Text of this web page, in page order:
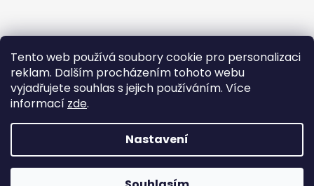
Tento web používá soubory cookie pro personalizaci
reklam. Dalším procházením tohoto webu
vyjadřujete souhlas s jejich používáním. Více
informací zde.
Nastavení
podpora@evolveo.cz
Facebook
evolveo_cz
YouTube
Vytvořil Shoptet